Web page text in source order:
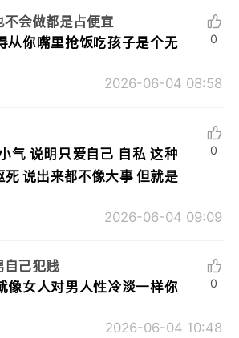
不会做都是占便宜
从你嘴里抢饭吃孩子是个无
2026-06-04 08:58
0
气 说明只爱自己 自私 这种
死 说出来都不像大事 但就是
2026-06-04 09:09
0
自己犯贱
像女人对男人性冷淡一样你
2026-06-04 10:48
0